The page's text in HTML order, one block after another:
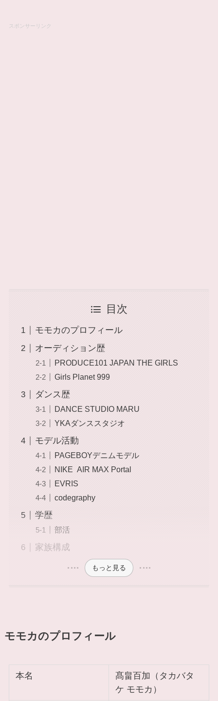
スポンサーリンク
目次
モモカのプロフィール
オーディション歴
PRODUCE101 JAPAN THE GIRLS
Girls Planet 999
ダンス歴
DANCE STUDIO MARU
YKAダンススタジオ
モデル活動
PAGEBOYデニムモデル
NIKE AIR MAX Portal
EVRIS
codegraphy
学歴
部活
家族構成
もっと見る
モモカのプロフィール
本名
髙畠百加（タカバタ
ケ モモカ）